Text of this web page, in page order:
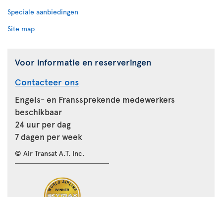
Speciale aanbiedingen
Site map
Voor informatie en reserveringen
Contacteer ons
Engels- en Franssprekende medewerkers
beschikbaar
24 uur per dag
7 dagen per week
© Air Transat A.T. Inc.